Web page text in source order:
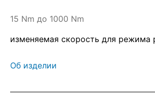
15 Nm до 1000 Nm
изменяемая скорость для режима
Об изделии